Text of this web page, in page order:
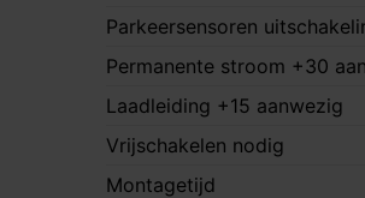
Parkeersensoren
Permanente stroom +30
Laadleiding +15 aanwezig
Vrijschakelen nodig
Montagetijd